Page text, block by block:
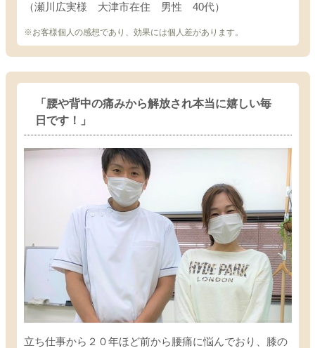
（瀬川広実様 大津市在住 男性 40代）
※お客様個人の感想であり、効果には個人差があります。
「腰や背中の痛みから解放され本当に嬉しい毎
日です！」
立ち仕事から２０年ほど前から腰痛に悩んでおり、膝の